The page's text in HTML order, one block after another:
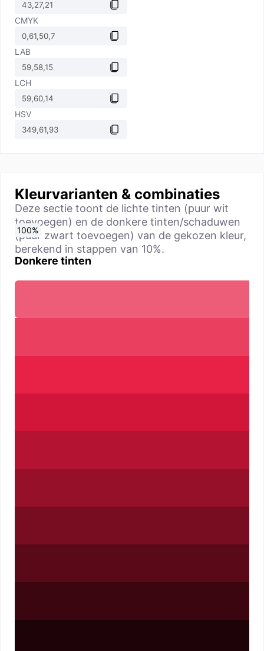
CMYK
LAB
LCH
HSV
Kleurvarianten & combinaties
Deze sectie toont de lichte tinten (puur wit
toevoegen) en de donkere tinten/schaduwen
(puur zwart toevoegen) van de gekozen kleur,
berekend in stappen van 10%.
Donkere tinten
0%
10%
20%
30%
40%
50%
60%
70%
80%
90%
100%